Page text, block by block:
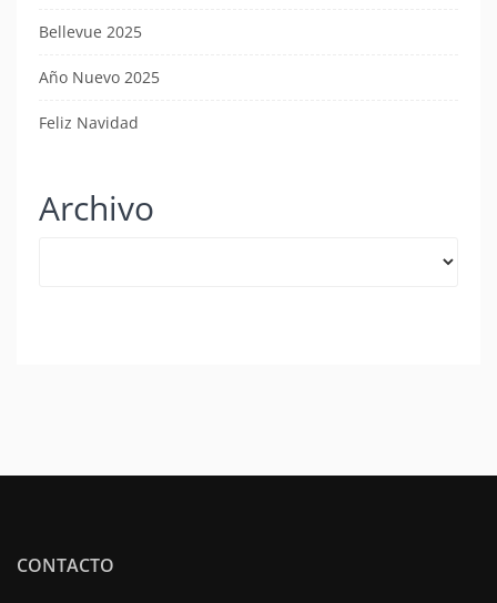
Bellevue 2025
Año Nuevo 2025
Feliz Navidad
Archivo
CONTACTO